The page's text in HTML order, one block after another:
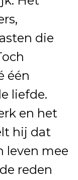
die
één
liefde.
en het
hij dat
leven mee
reden